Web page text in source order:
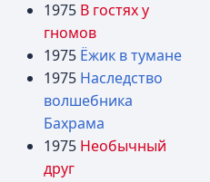
1975 В гостях у
гномов
1975 Ёжик в тумане
1975 Наследство
волшебника
Бахрама
1975 Необычный
друг